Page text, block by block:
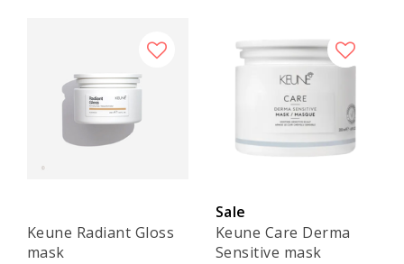
Keune Radiant Gloss
mask
Sale
Keune Care Derma
Sensitive mask